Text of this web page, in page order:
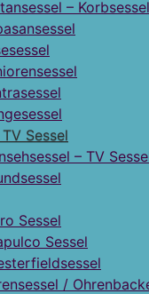
– Korbsessel
Sessel
– TV
Sessel
Sessel
/